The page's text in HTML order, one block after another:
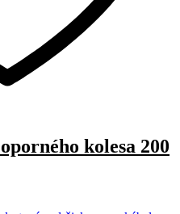
kolesa 200